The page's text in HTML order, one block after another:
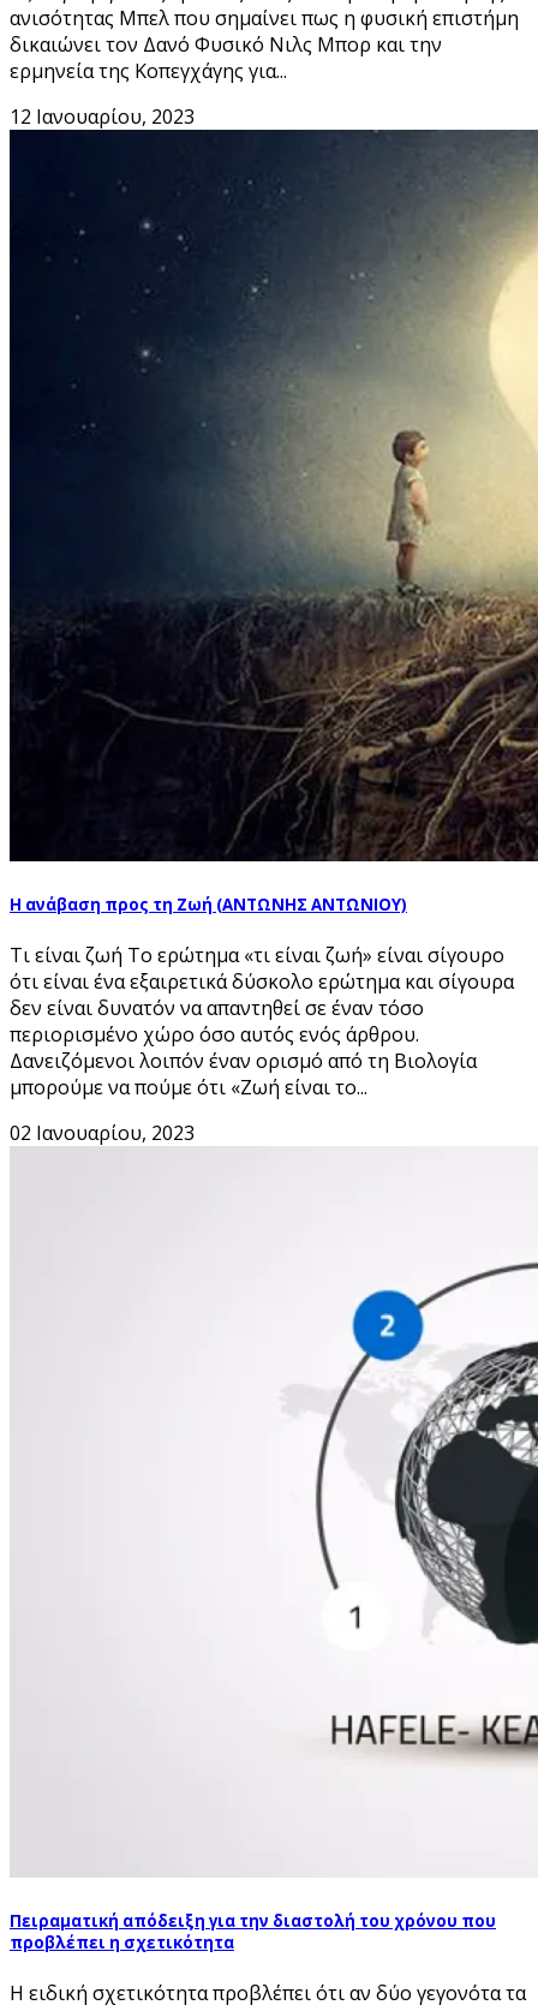
ανισότητας Μπελ που σημαίνει πως η φυσική επιστήμη
δικαιώνει τον Δανό Φυσικό Νιλς Μπορ και την
ερμηνεία της Κοπεγχάγης για...
12 Ιανουαρίου, 2023
Η ανάβαση προς τη Ζωή (ΑΝΤΩΝΗΣ ΑΝΤΩΝΙΟΥ)
Τι είναι ζωή Το ερώτημα «τι είναι ζωή» είναι σίγουρο
ότι είναι ένα εξαιρετικά δύσκολο ερώτημα και σίγουρα
δεν είναι δυνατόν να απαντηθεί σε έναν τόσο
περιορισμένο χώρο όσο αυτός ενός άρθρου.
Δανειζόμενοι λοιπόν έναν ορισμό από τη Βιολογία
μπορούμε να πούμε ότι «Ζωή είναι το...
02 Ιανουαρίου, 2023
Πειραματική απόδειξη για την διαστολή του χρόνου που
προβλέπει η σχετικότητα
Η ειδική σχετικότητα προβλέπει ότι αν δύο γεγονότα τα